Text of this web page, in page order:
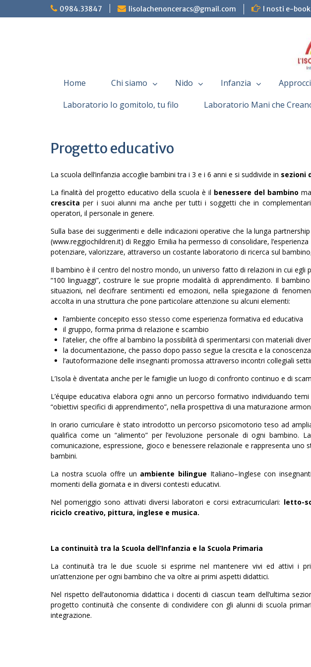
to
0984.33847 lisolachenonceracs@gmail.com I nosti e-book
Home Chi siamo Nido Infanzia
Laboratorio Io gomitolo, tu filo
Laboratorio Mani che
Progetto educativo
La scuola dell’infanzia accoglie bambini tra i 3 e i 6 anni e si suddivide in sezioni
La finalità del progetto educativo della scuola è il benessere del bambino
crescita per i suoi alunni ma anche per tutti i soggetti che in
operatori, il personale in genere.
Sulla base dei suggerimenti e delle indicazioni operative che la lunga
(www.reggiochildren.it) di Reggio Emilia ha permesso di consolidare,
potenziare, valorizzare, attraverso un costante laboratorio di ricerca sul
Il bambino è il centro del nostro mondo, un universo fatto di relazioni in cui egli
“100 linguaggi”, costruire le sue proprie modalità di apprendimento. Il
situazioni, nel decifrare sentimenti ed emozioni, nella spiegazione di
accolta in una struttura che pone particolare attenzione su alcuni elementi:
l’ambiente concepito esso stesso come esperienza formativa ed educativa
il gruppo, forma prima di relazione e scambio
l’atelier, che offre al bambino la possibilità di sperimentarsi con materiali
la documentazione, che passo dopo passo segue la crescita e la conoscenza
l’autoformazione delle insegnanti promossa attraverso incontri collegiali
L’Isola è diventata anche per le famiglie un luogo di confronto continuo e di
L’équipe educativa elabora ogni anno un percorso formativo individuando
“obiettivi specifici di apprendimento”, nella prospettiva di una maturazione
In orario curriculare è stato introdotto un percorso psicomotorio teso ad
qualifica come un “alimento” per l’evoluzione personale di ogni bambino.
comunicazione, espressione, gioco e benessere relazionale e rappresenta uno
bambini.
La nostra scuola offre un ambiente bilingue Italiano–Inglese con
momenti della giornata e in diversi contesti educativi.
Nel pomeriggio sono attivati diversi laboratori e corsi extracurriculari: letto-
riciclo creativo, pittura, inglese e musica.
La continuità tra la Scuola dell’Infanzia e la Scuola Primaria
La continuità tra le due scuole si esprime nel mantenere vivi ed attivi i
un’attenzione per ogni bambino che va oltre ai primi aspetti didattici.
Nel rispetto dell’autonomia didattica i docenti di ciascun team dell’ultima
progetto continuità che consente di condividere con gli alunni di scuola
integrazione.